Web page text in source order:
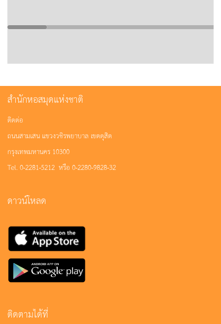
สำนักหอสมุดแห่งชาติ
ติดต่อ
ถนนสามเสน แขวงวชิรพยาบาล เขตดุสิต
กรุงเทพมหานคร 10300
Tel. 0-2281-5212 หรือ 0-2280-9828-32
ดาวน์โหลด
ติดตามได้ที่